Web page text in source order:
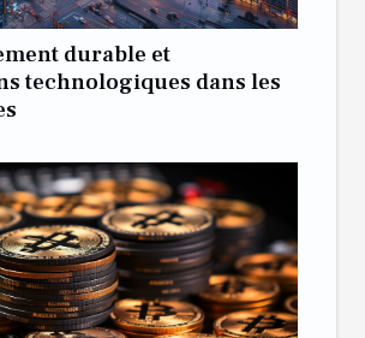
durable et
technologiques dans les